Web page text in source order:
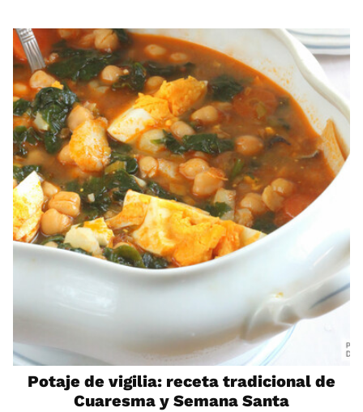
Potaje de vigilia: receta tradicional de
Cuaresma y Semana Santa